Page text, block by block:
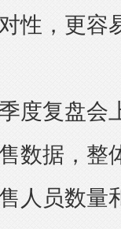
性，更容
复盘会
数据，整
人员数量